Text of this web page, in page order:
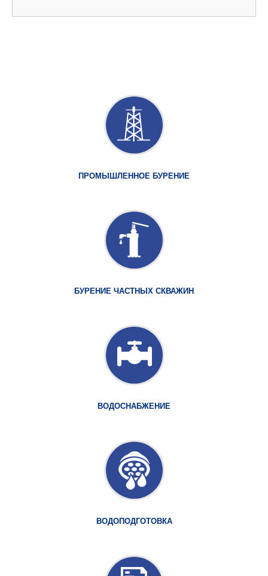
ПРОМЫШЛЕННОЕ БУРЕНИЕ
БУРЕНИЕ ЧАСТНЫХ СКВАЖИН
ВОДОСНАБЖЕНИЕ
ВОДОПОДГОТОВКА